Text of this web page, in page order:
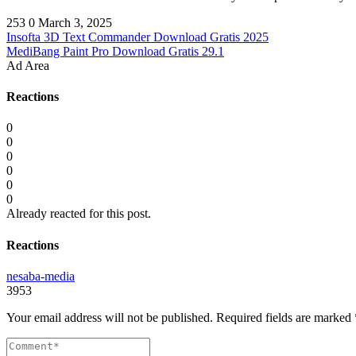
253 0 March 3, 2025
Insofta 3D Text Commander Download Gratis 2025
MediBang Paint Pro Download Gratis 29.1
Ad Area
Reactions
0
0
0
0
0
0
Already reacted for this post.
Reactions
nesaba-media
3953
Your email address will not be published. Required fields are marked